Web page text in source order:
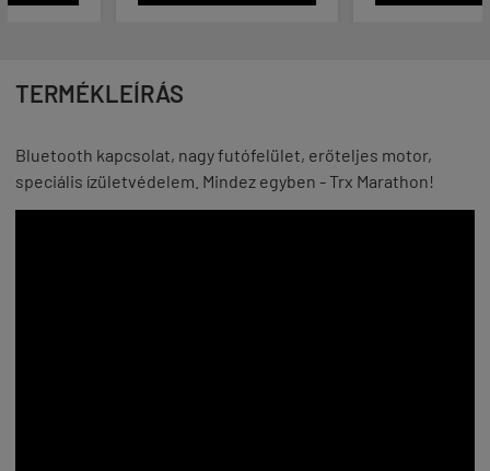
TERMÉKLEÍRÁS
Bluetooth kapcsolat, nagy futófelület, erőteljes motor,
speciális ízületvédelem. Mindez egyben - Trx Marathon!